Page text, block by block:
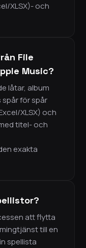
XLSX)- och
File
Music?
låtar, album
för spår
XLSX) och
titel- och
exakta
att flytta
till en
spellista